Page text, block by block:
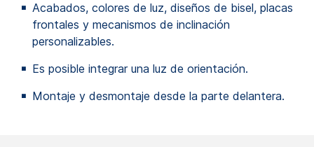
Acabados, colores de luz, diseños de bisel, placas
frontales y mecanismos de inclinación
personalizables.
Es posible integrar una luz de orientación.
Montaje y desmontaje desde la parte delantera.